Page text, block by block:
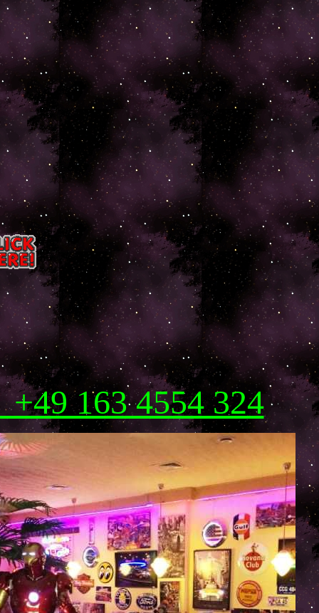
163 4554 324